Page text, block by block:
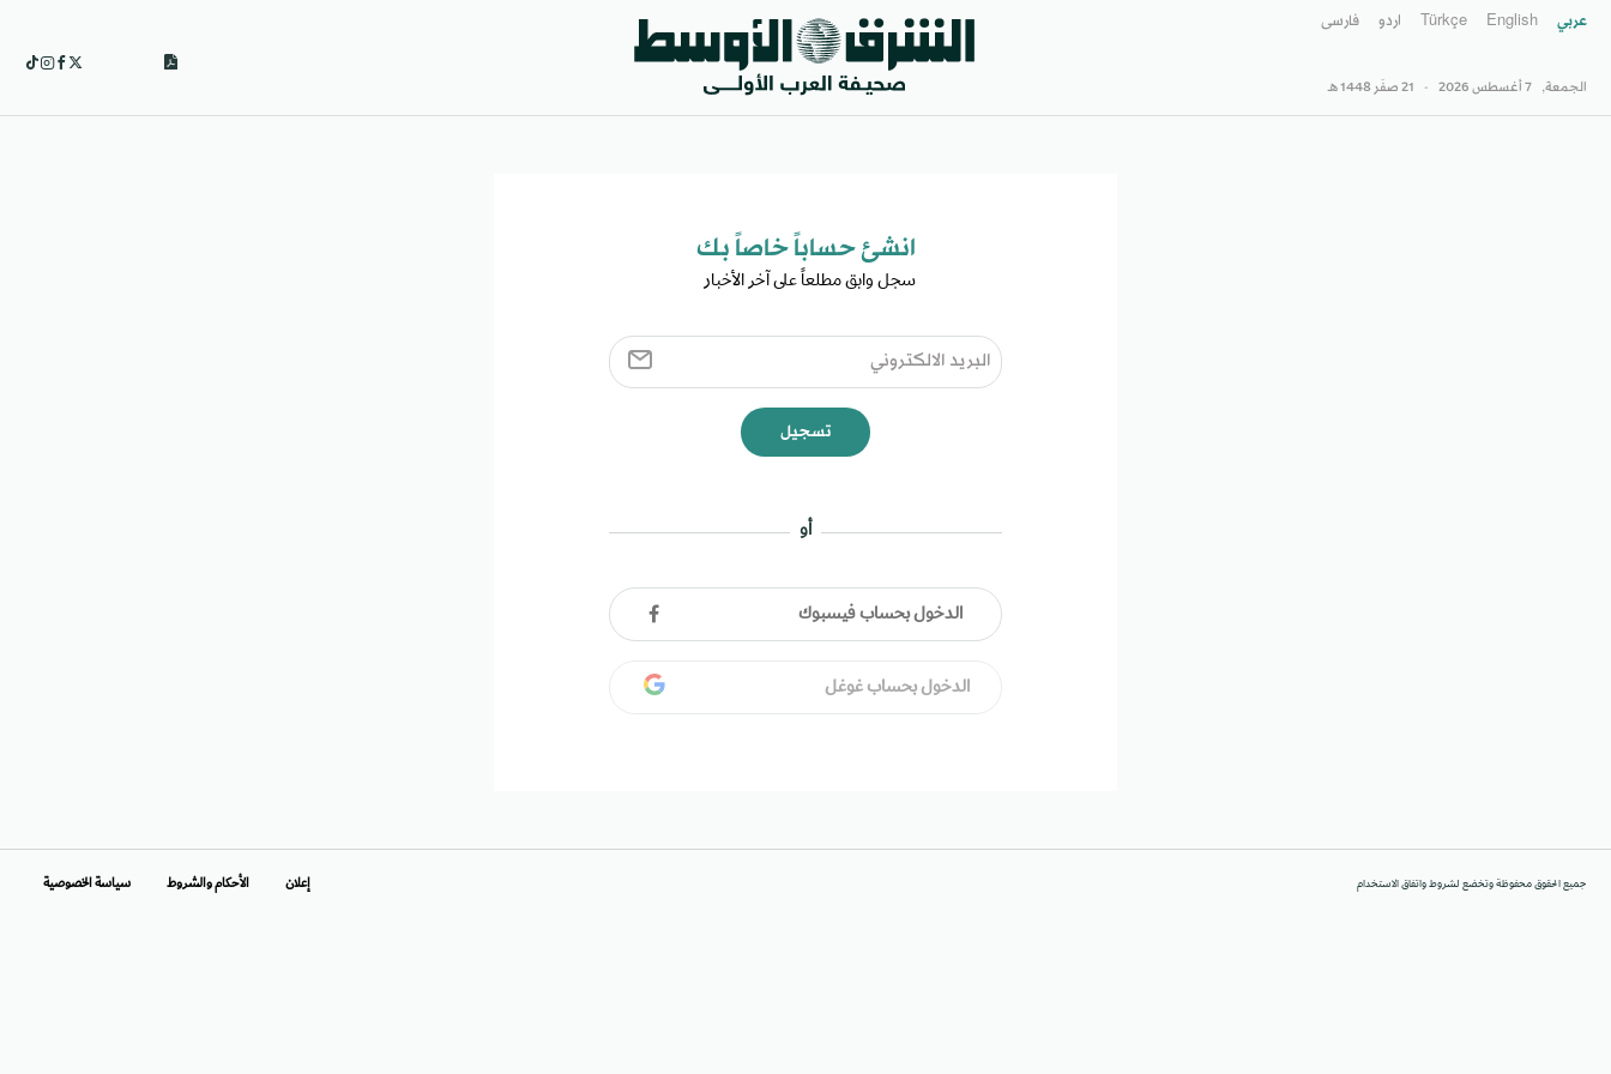
عربي English
Türkçe اردو فارسى
الجمعة, 7 أغسطس 2026 - 21 صفَر 1448 هـ
انشئ حساباً خاصاً بك​
سجل وابق مطلعاً على آخر الأخبار ​
تسجيل
أو
الدخول بحساب فيسبوك
الدخول بحساب غوغل
جميع الحقوق محفوظة وتخضع لشروط واتفاق الاستخدام إعلان الأحكام والشروط سياسة الخصوصية